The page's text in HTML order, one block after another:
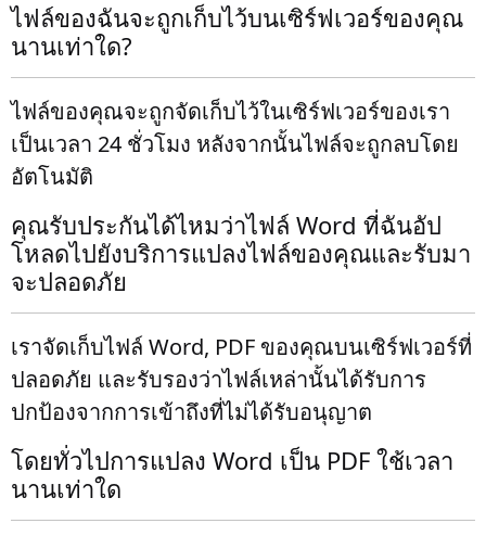
ไฟล์ของฉันจะถูกเก็บไว้บนเซิร์ฟเวอร์ของคุณ
นานเท่าใด?
ไฟล์ของคุณจะถูกจัดเก็บไว้ในเซิร์ฟเวอร์ของเรา
เป็นเวลา 24 ชั่วโมง หลังจากนั้นไฟล์จะถูกลบโดย
อัตโนมัติ
คุณรับประกันได้ไหมว่าไฟล์ Word ที่ฉันอัป
โหลดไปยังบริการแปลงไฟล์ของคุณและรับมา
จะปลอดภัย
เราจัดเก็บไฟล์ Word, PDF ของคุณบนเซิร์ฟเวอร์ที่
ปลอดภัย และรับรองว่าไฟล์เหล่านั้นได้รับการ
ปกป้องจากการเข้าถึงที่ไม่ได้รับอนุญาต
โดยทั่วไปการแปลง Word เป็น PDF ใช้เวลา
นานเท่าใด